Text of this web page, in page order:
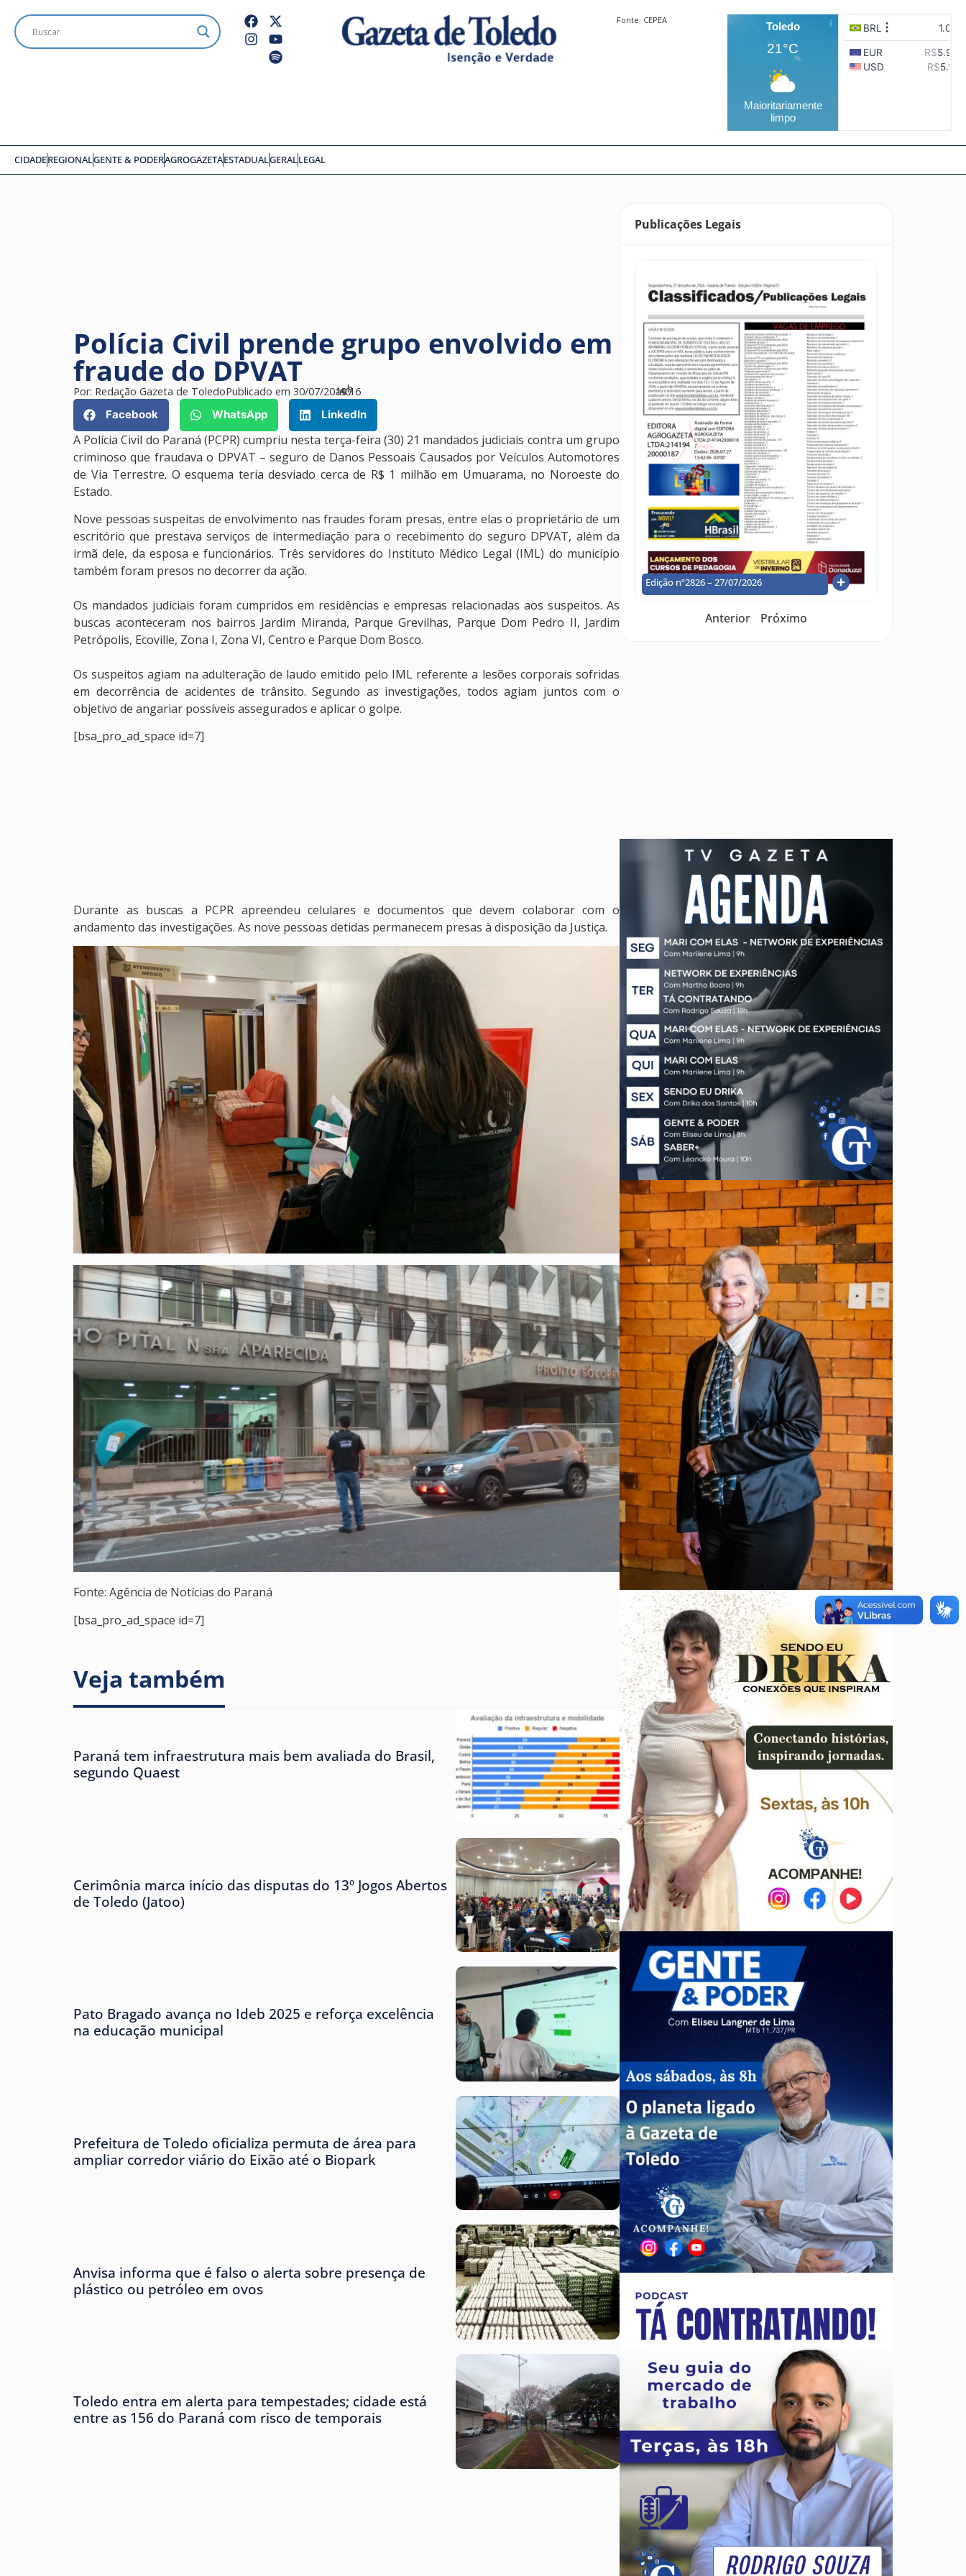
Fonte: CEPEA
Toledo
21°C
Maioritariamente
limpo
CIDADEREGIONALGENTE & PODERAGROGAZETAESTADUALGERALLEGAL
Polícia Civil prende grupo envolvido em
fraude do DPVAT
Por: Redação Gazeta de ToledoPublicado em 30/07/2019
às16
h
40
Facebook
WhatsApp LinkedIn
A Polícia Civil do Paraná (PCPR) cumpriu nesta terça-feira (30) 21 mandados judiciais contra um grupo
criminoso que fraudava o DPVAT – seguro de Danos Pessoais Causados por Veículos Automotores
de Via Terrestre. O esquema teria desviado cerca de R$ 1 milhão em Umuarama, no Noroeste do
Estado.
Nove pessoas suspeitas de envolvimento nas fraudes foram presas, entre elas o proprietário de um
escritório que prestava serviços de intermediação para o recebimento do seguro DPVAT, além da
irmã dele, da esposa e funcionários. Três servidores do Instituto Médico Legal (IML) do município
também foram presos no decorrer da ação.
Os mandados judiciais foram cumpridos em residências e empresas relacionadas aos suspeitos. As
buscas aconteceram nos bairros Jardim Miranda, Parque Grevilhas, Parque Dom Pedro II, Jardim
Petrópolis, Ecoville, Zona I, Zona VI, Centro e Parque Dom Bosco.
Os suspeitos agiam na adulteração de laudo emitido pelo IML referente a lesões corporais sofridas
em decorrência de acidentes de trânsito. Segundo as investigações, todos agiam juntos com o
objetivo de angariar possíveis assegurados e aplicar o golpe.
[bsa_pro_ad_space id=7]
Durante as buscas a PCPR apreendeu celulares e documentos que devem colaborar com o
andamento das investigações. As nove pessoas detidas permanecem presas à disposição da Justiça.
Fonte: Agência de Notícias do Paraná
[bsa_pro_ad_space id=7]
Veja também
Paraná tem infraestrutura mais bem avaliada do Brasil,
segundo Quaest
Cerimônia marca início das disputas do 13º Jogos Abertos
de Toledo (Jatoo)
Pato Bragado avança no Ideb 2025 e reforça excelência
na educação municipal
Prefeitura de Toledo oficializa permuta de área para
ampliar corredor viário do Eixão até o Biopark
Anvisa informa que é falso o alerta sobre presença de
plástico ou petróleo em ovos
Toledo entra em alerta para tempestades; cidade está
entre as 156 do Paraná com risco de temporais
Publicações Legais
Edição nº2826 – 27/07/2026
Anterior Próximo